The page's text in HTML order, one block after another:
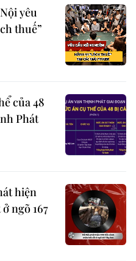
yêu
thuế”
của 48
Phát
hiện
ngõ 167